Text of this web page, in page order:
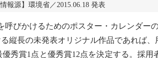
報源】環境省／2015.06.18 発表
呼びかけるためのポスター・カレンダー
縦長の未発表オリジナル作品であれば、
秀賞1点と優秀賞12点を決定する。採